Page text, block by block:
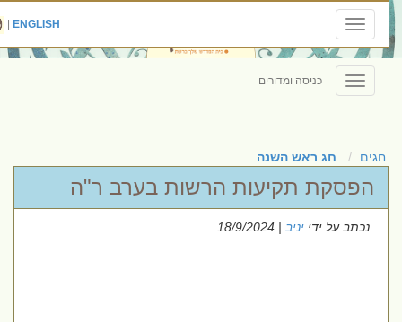
Toggle
navigation
ENGLISH
|
Toggle
navigation
כניסה ומדורים
חגים חג ראש השנה
הפסקת תקיעות הרשות בערב ר"ה
נכתב על ידייניב| 18/9/2024